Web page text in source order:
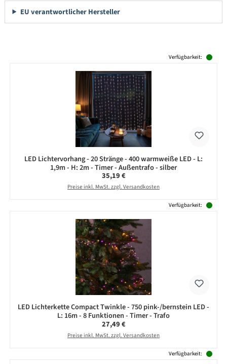
EU verantwortlicher Hersteller
Verfügbarkeit:
LED Lichtervorhang - 20 Stränge - 400 warmweiße LED - L:
1,9m - H: 2m - Timer - Außentrafo - silber
Regulärer Preis:
35,19 €
Preise inkl. MwSt. zzgl. Versandkosten
Verfügbarkeit:
LED Lichterkette Compact Twinkle - 750 pink-/bernstein LED -
L: 16m - 8 Funktionen - Timer - Trafo
Regulärer Preis:
27,49 €
Preise inkl. MwSt. zzgl. Versandkosten
Verfügbarkeit: